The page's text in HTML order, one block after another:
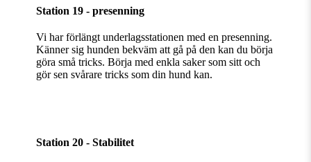
Station 19 - presenning
Vi har förlängt underlagsstationen med en presenning.
Känner sig hunden bekväm att gå på den kan du börja
göra små tricks. Börja med enkla saker som sitt och
gör sen svårare tricks som din hund kan.
Station 20 - Stabilitet